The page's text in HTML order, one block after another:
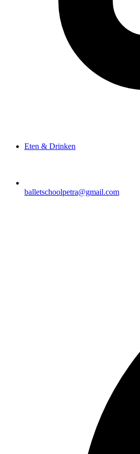
Eten & Drinken
balletschoolpetra@gmail.com